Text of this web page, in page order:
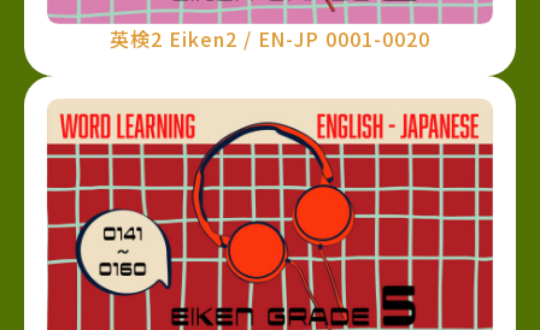
英検2 Eiken2 / EN-JP 0001-0020